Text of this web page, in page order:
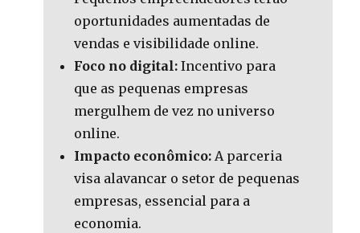
oportunidades aumentadas de
vendas e visibilidade online.
Foco no digital: Incentivo para
que as pequenas empresas
mergulhem de vez no universo
online.
Impacto econômico: A parceria
visa alavancar o setor de pequenas
empresas, essencial para a
economia.